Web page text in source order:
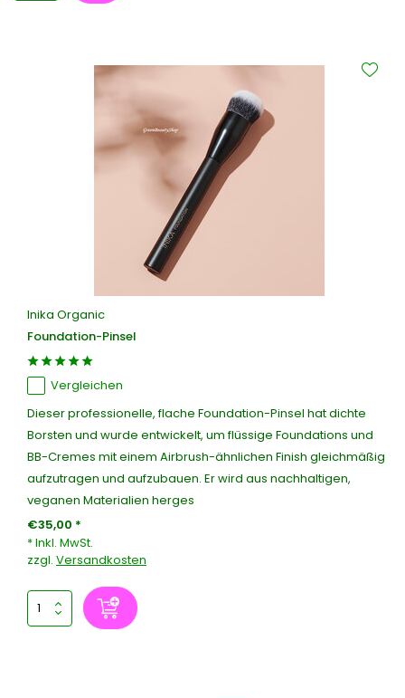
Inika Organic
Foundation-Pinsel
Vergleichen
Dieser professionelle, flache Foundation-Pinsel hat dichte
Borsten und wurde entwickelt, um flüssige Foundations und
BB-Cremes mit einem Airbrush-ähnlichen Finish gleichmäßig
aufzutragen und aufzubauen. Er wird aus nachhaltigen,
veganen Materialien herges
€35,00 *
* Inkl. MwSt.
zzgl. Versandkosten